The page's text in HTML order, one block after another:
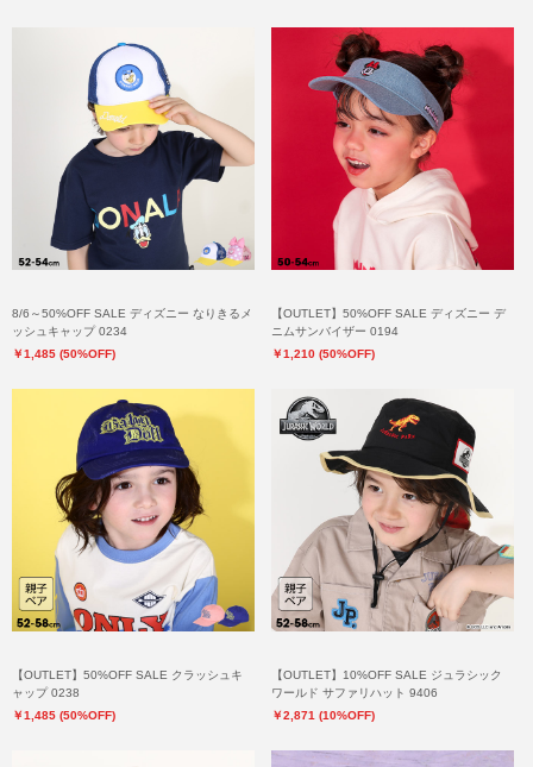
8/6～50%OFF SALE ディズニー なりきるメ
ッシュキャップ 0234
￥1,485 (50%OFF)
【OUTLET】50%OFF SALE ディズニー デ
ニムサンバイザー 0194
￥1,210 (50%OFF)
【OUTLET】50%OFF SALE クラッシュキ
ャップ 0238
￥1,485 (50%OFF)
【OUTLET】10%OFF SALE ジュラシック
ワールド サファリハット 9406
￥2,871 (10%OFF)